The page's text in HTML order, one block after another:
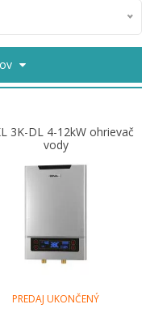
3K-DL 4-12kW ohrievač
vody
PREDAJ UKONČENÝ